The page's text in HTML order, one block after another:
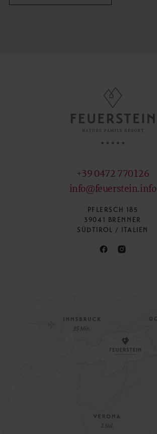
+39 0472 770126
info@feuerstein.info
PFLERSCH 185
39041 BRENNER
SÜDTIROL / ITALIEN